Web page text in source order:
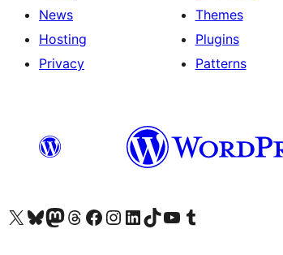
News
Hosting
Privacy
Themes
Plugins
Patterns
Visit our X (formerly Twitter) account
ہمارے بلیواسکائی اکاؤنٹ پر جائیں
Visit our Mastodon account
ہمارے ٹھریڈز اکاؤنٹ پر جائیں
Visit our Facebook page
Visit our Instagram account
Visit our LinkedIn account
ہمارے ٹک ٹاک اکاؤنٹ پر جائیں
Visit our YouTube channel
ہمارے ٹمبلر اکاؤنٹ پر جائیں